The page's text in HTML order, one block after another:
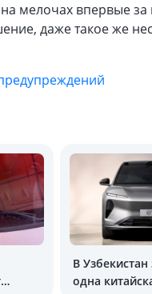
на мелочах впервые
даже такое же
В
одна